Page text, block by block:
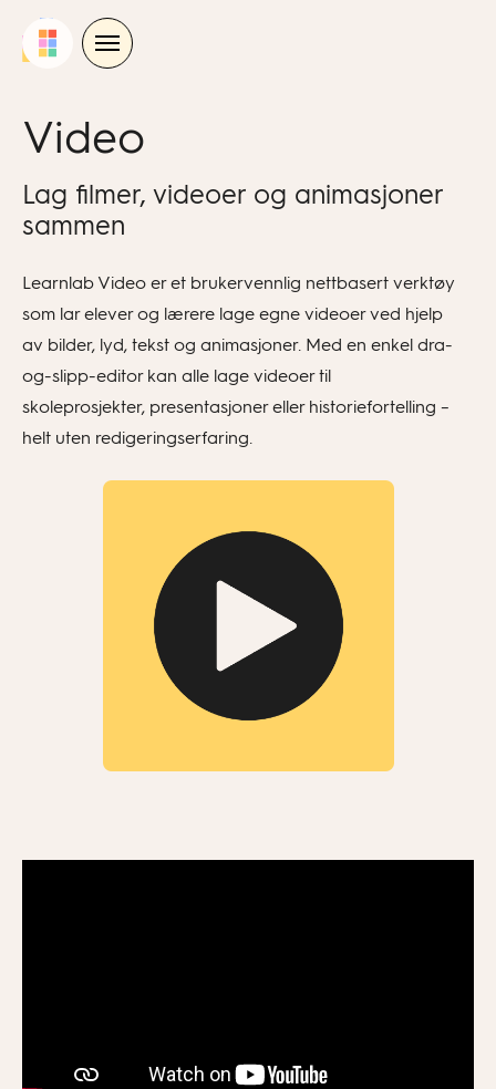
Video
Lag filmer, videoer og animasjoner
sammen
Learnlab Video er et brukervennlig nettbasert verktøy
som lar elever og lærere lage egne videoer ved hjelp
av bilder, lyd, tekst og animasjoner. Med en enkel dra-
og-slipp-editor kan alle lage videoer til
skoleprosjekter, presentasjoner eller historiefortelling –
helt uten redigeringserfaring.